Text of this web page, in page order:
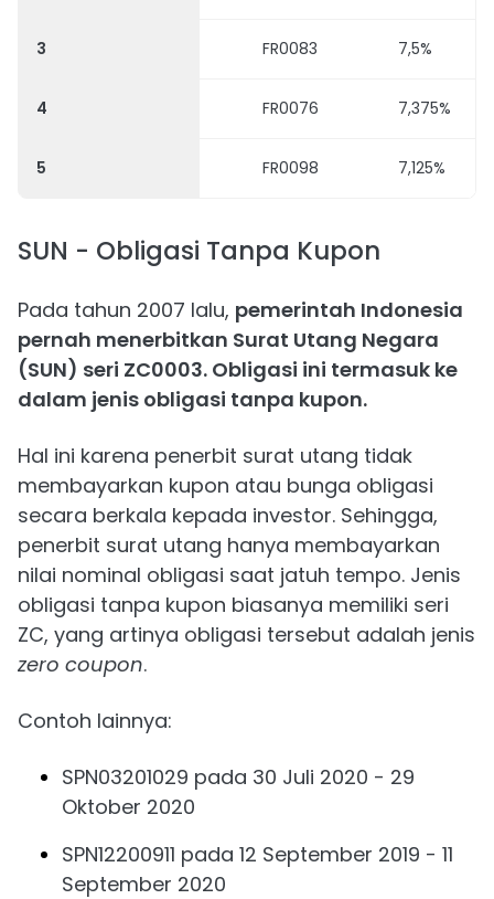
3 FR0083 7,5%
4 FR0076 7,375%
5 FR0098 7,125%
SUN - Obligasi Tanpa Kupon
Pada tahun 2007 lalu, pemerintah Indonesia
pernah menerbitkan Surat Utang Negara
(SUN) seri ZC0003. Obligasi ini termasuk ke
dalam jenis obligasi tanpa kupon.
Hal ini karena penerbit surat utang tidak
membayarkan kupon atau bunga obligasi
secara berkala kepada investor. Sehingga,
penerbit surat utang hanya membayarkan
nilai nominal obligasi saat jatuh tempo. Jenis
obligasi tanpa kupon biasanya memiliki seri
ZC, yang artinya obligasi tersebut adalah jenis
zero coupon.
Contoh lainnya:
SPN03201029 pada 30 Juli 2020 - 29
Oktober 2020
SPN12200911 pada 12 September 2019 - 11
September 2020